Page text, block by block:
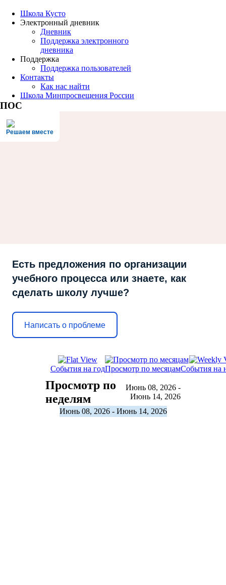
Школа Кусто
Электронный дневник
Дневник
Поддержка электронного
дневника
Поддержка
Поддержка пользователей
Контакты
Как нас найти
Школа Минпросвещения России
ПОС
Решаем вместе
Есть предложения по организации
учебного процесса или знаете, как
сделать школу лучше?
Написать о проблеме
События на годПросмотр по месяцамСобытия на
Просмотр по
неделям
Июнь 08, 2026 -
Июнь 14, 2026
Июнь 08, 2026 - Июнь 14, 2026